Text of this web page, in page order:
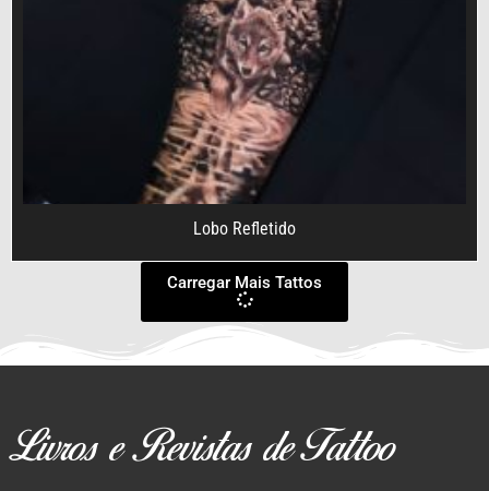
Lobo Refletido
Carregar Mais Tattos
Livros e Revistas de Tattoo